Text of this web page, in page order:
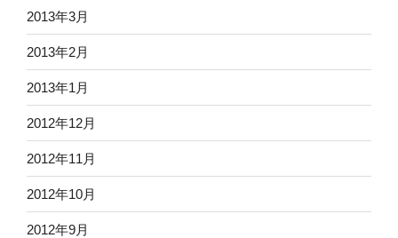
2013年3月
2013年2月
2013年1月
2012年12月
2012年11月
2012年10月
2012年9月